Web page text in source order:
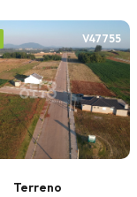
V47755
Terreno